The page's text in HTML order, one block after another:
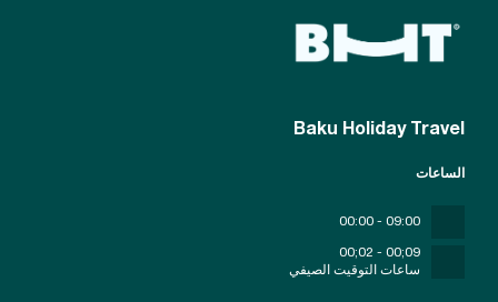
Baku Holiday Travel
الساعات
09:00 - 00:00
09;00 - 02;00
ساعات التوقيت الصيفي